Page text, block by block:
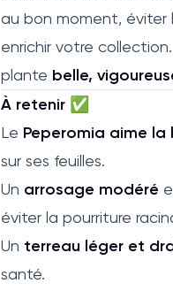
au bon moment, éviter
enrichir votre
plante belle,
À retenir ✅
Le Peperomia aime la
sur ses feuilles.
Un arrosage modéré
éviter la pourriture
Un terreau léger et
santé.